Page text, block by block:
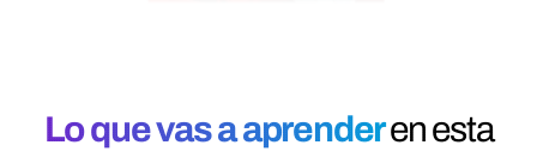
Lo que vas a aprenderen esta